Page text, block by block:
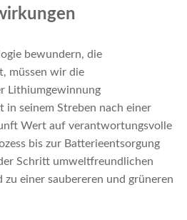
bewundern, die
müssen wir die
Lithiumgewinnung
in seinem Streben nach einer
Wert auf verantwortungsvolle
bis zur Batterieentsorgung
Schritt umweltfreundlichen
einer saubereren und grüneren